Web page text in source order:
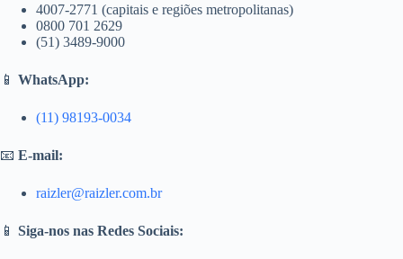
4007-2771 (capitais e regiões metropolitanas)
0800 701 2629
(51) 3489-9000
📱 WhatsApp:
(11) 98193-0034
📧 E-mail:
raizler@raizler.com.br
📱 Siga-nos nas Redes Sociais: